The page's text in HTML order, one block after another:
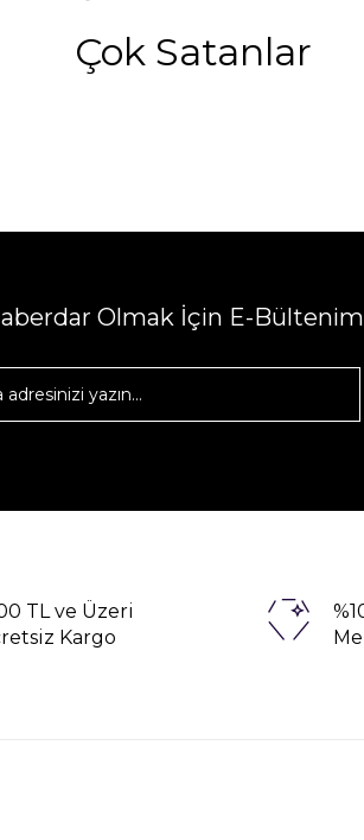
Çok Satanlar
Olmak İçin E-
TL ve Üzeri
Kargo